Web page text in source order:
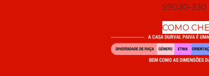
59030-330
COMO